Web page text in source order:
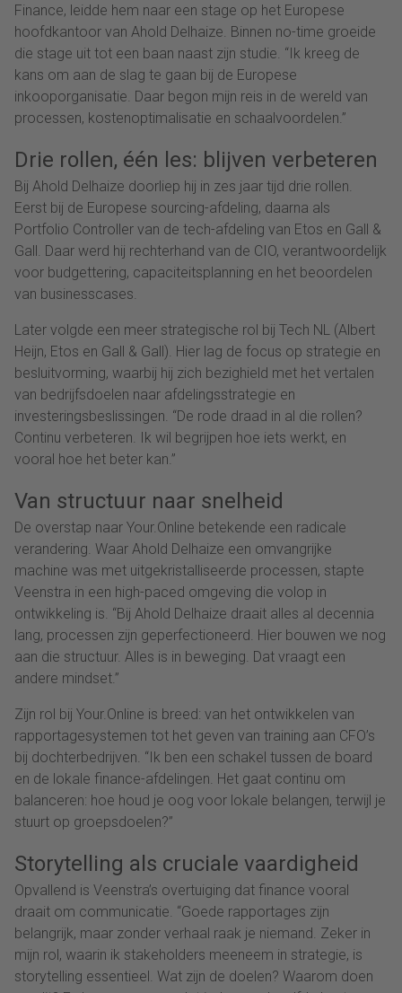
Finance, leidde hem naar een stage op het Europese
hoofdkantoor van Ahold Delhaize. Binnen no-time groeide
die stage uit tot een baan naast zijn studie. “Ik kreeg de
kans om aan de slag te gaan bij de Europese
inkooporganisatie. Daar begon mijn reis in de wereld van
processen, kostenoptimalisatie en schaalvoordelen.”
Drie rollen, één les: blijven verbeteren
Bij Ahold Delhaize doorliep hij in zes jaar tijd drie rollen.
Eerst bij de Europese sourcing-afdeling, daarna als
Portfolio Controller van de tech-afdeling van Etos en Gall &
Gall. Daar werd hij rechterhand van de CIO, verantwoordelijk
voor budgettering, capaciteitsplanning en het beoordelen
van businesscases.
Later volgde een meer strategische rol bij Tech NL (Albert
Heijn, Etos en Gall & Gall). Hier lag de focus op strategie en
besluitvorming, waarbij hij zich bezighield met het vertalen
van bedrijfsdoelen naar afdelingsstrategie en
investeringsbeslissingen. “De rode draad in al die rollen?
Continu verbeteren. Ik wil begrijpen hoe iets werkt, en
vooral hoe het beter kan.”
Van structuur naar snelheid
De overstap naar Your.Online betekende een radicale
verandering. Waar Ahold Delhaize een omvangrijke
machine was met uitgekristalliseerde processen, stapte
Veenstra in een high-paced omgeving die volop in
ontwikkeling is. “Bij Ahold Delhaize draait alles al decennia
lang, processen zijn geperfectioneerd. Hier bouwen we nog
aan die structuur. Alles is in beweging. Dat vraagt een
andere mindset.”
Zijn rol bij Your.Online is breed: van het ontwikkelen van
rapportagesystemen tot het geven van training aan CFO’s
bij dochterbedrijven. “Ik ben een schakel tussen de board
en de lokale finance-afdelingen. Het gaat continu om
balanceren: hoe houd je oog voor lokale belangen, terwijl je
stuurt op groepsdoelen?”
Storytelling als cruciale vaardigheid
Opvallend is Veenstra’s overtuiging dat finance vooral
draait om communicatie. “Goede rapportages zijn
belangrijk, maar zonder verhaal raak je niemand. Zeker in
mijn rol, waarin ik stakeholders meeneem in strategie, is
storytelling essentieel. Wat zijn de doelen? Waarom doen